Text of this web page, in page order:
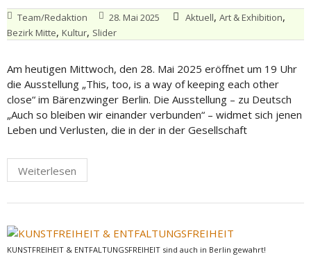
Team/Redaktion 28. Mai 2025 Aktuell, Art & Exhibition,
Bezirk Mitte, Kultur, Slider
Am heutigen Mittwoch, den 28. Mai 2025 eröffnet um 19 Uhr
die Ausstellung „This, too, is a way of keeping each other
close“ im Bärenzwinger Berlin. Die Ausstellung – zu Deutsch
„Auch so bleiben wir einander verbunden“ – widmet sich jenen
Leben und Verlusten, die in der in der Gesellschaft
Weiterlesen
KUNSTFREIHEIT & ENTFALTUNGSFREIHEIT sind auch in Berlin gewahrt!